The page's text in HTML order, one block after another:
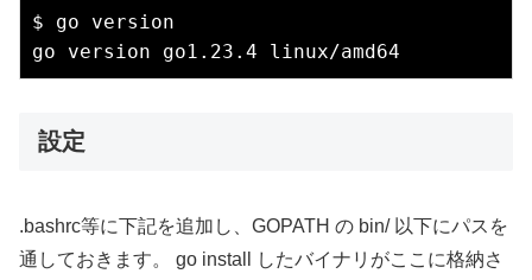
$ go version
設定
.bashrc等に下記を追加し、GOPATH の bin/ 以下にパスを
通しておきます。 go install したバイナリがここに格納さ